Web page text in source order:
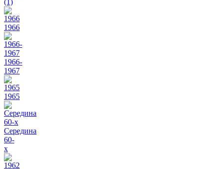
(1)
1966
1966-
1967
1965
Середина
60-
х